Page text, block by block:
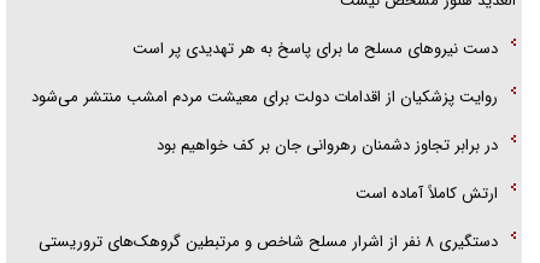
دست نیرو‌های مسلح ما برای پاسخ به هر تهدیدی پر است
روایت پزشکیان از اقدامات دولت برای معیشت مردم امشب منتشر می‌شود
در برابر تجاوز دشمنان رهروانی جان بر کف خواهیم بود
ارتش کاملاً آماده است
دستگیری ۸ نفر از اشرار مسلح شاخص و مرتبطین گروهک‌های تروریستی